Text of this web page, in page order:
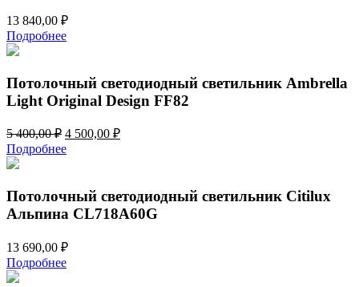
13 840,00 ₽
Подробнее
Потолочный светодиодный светильник Ambrella
Light Original Design FF82
5 400,00₽ Первоначальная
цена
составляла
400,00 ₽.
4 500,00 ₽Текущая
Подробнее
Потолочный светодиодный светильник Citilux
Альпина CL718A60G
13 690,00 ₽
Подробнее